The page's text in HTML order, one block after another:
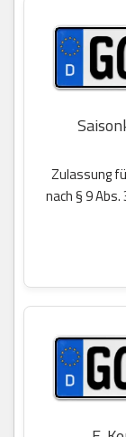
Zulassung
nach § 9